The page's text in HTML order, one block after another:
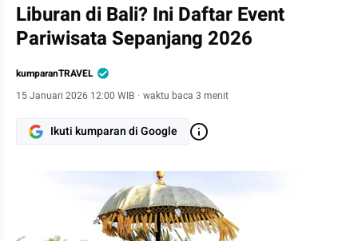
Liburan di Bali? Ini Daftar Event
Pariwisata Sepanjang 2026
kumparanTRAVEL
15 Januari 2026 12:00 WIB · waktu baca 3 menit
Ikuti kumparan di Google